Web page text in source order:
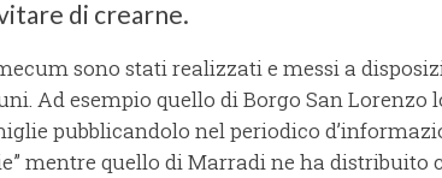
di crearne.
sono stati realizzati e messi a
Ad esempio quello di Borgo San Lorenzo
pubblicandolo nel periodico
mentre quello di Marradi ne ha distribuito